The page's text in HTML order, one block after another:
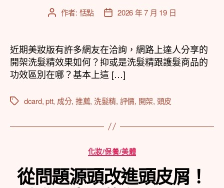
文
者
作者: 恬點
文
佈
日
期
2026 年 7 月 19 日
近期美妝版有許多網友在洽詢，網路上達人分享的
開架洗髮精效果如何？抑或是洗髮精跟護髮商品的
功效區別在哪？基本上這 […]
標
dcard,ptt, 成分, 推薦, 洗髮精, 評價, 開架, 頭皮
分
類
化妝/保養/美體
從問題源頭改進頭皮屑！